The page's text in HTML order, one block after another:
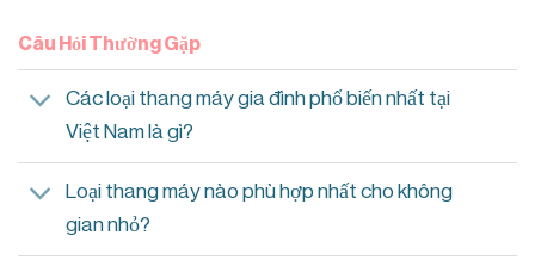
Câu Hỏi Thường Gặp
Các loại thang máy gia đình phổ biến nhất tại
Việt Nam là gì?
Loại thang máy nào phù hợp nhất cho không
gian nhỏ?